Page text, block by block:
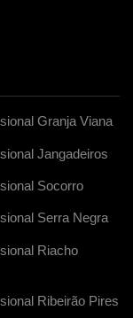
Granja Viana
Jangadeiros
Socorro
Serra Negra
Riacho
Ribeirão Pires